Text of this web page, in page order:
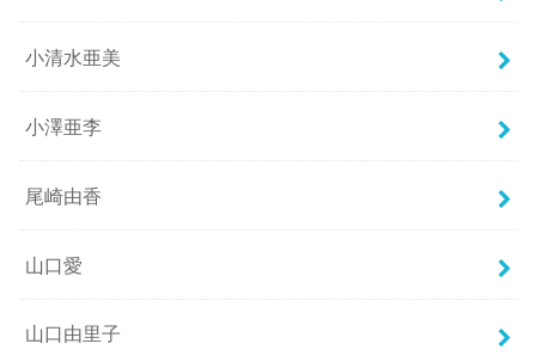
小清水亜美
小澤亜李
尾崎由香
山口愛
山口由里子